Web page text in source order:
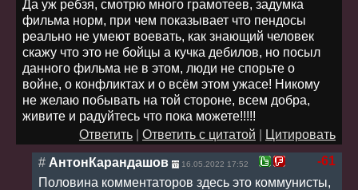
Да уж ребзя, смотрю много грамотеев, задумка
фильма норм, при чем показывает что пендосы
реально не умеют воевать, как знающий человек
скажу что это не бойцы а кучка дебилов, но посыл
данного фильма не в этом, люди не спорьте о
войне, о конфликтах и о всём этом ужасе! Никому
не желаю побывать на той стороне, всем добра,
живите и радуйтесь что пока можете!!!!!
Ответить
Ответить с цитатой
Цитировать
-61
# АнтонКарандашов 16.05.2022 17:52
Половина комментаторов здесь это коммунисты,